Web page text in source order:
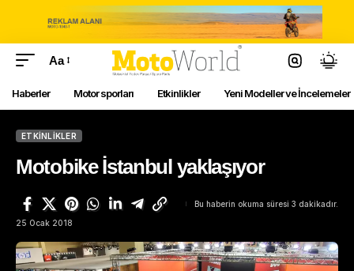
Aa
Haberler Motor sporları Etkinlikler Yeni Modeller ve İncelemeler
ETKINLIKLER
Motobike İstanbul yaklaşıyor
25 Ocak 2018
Bu haberin okuma süresi 3 dakikadır.